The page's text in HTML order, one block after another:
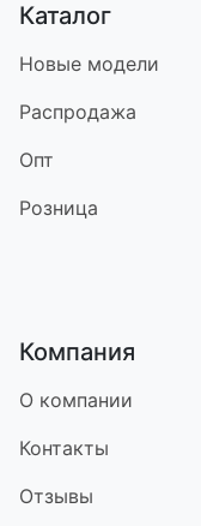
Каталог
Новые модели
Распродажа
Опт
Розница
Компания
О компании
Контакты
Отзывы